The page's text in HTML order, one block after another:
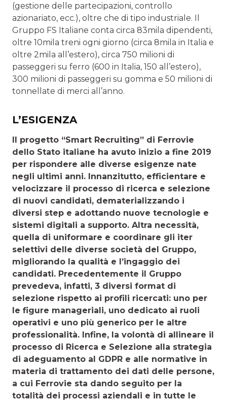
(gestione delle partecipazioni, controllo
azionariato, ecc.), oltre che di tipo industriale. Il
Gruppo FS Italiane conta circa 83mila dipendenti,
oltre 10mila treni ogni giorno (circa 8mila in Italia e
oltre 2mila all’estero), circa 750 milioni di
passeggeri su ferro (600 in Italia, 150 all’estero),
300 milioni di passeggeri su gomma e 50 milioni di
tonnellate di merci all’anno.
L’ESIGENZA
Il progetto “Smart Recruiting” di Ferrovie
dello Stato ita­liane ha avuto inizio a fine 2019
per rispondere alle diverse esigenze nate
negli ultimi anni. Innanzitutto, efficientare e
velocizzare il processo di ricerca e selezione
di nuovi can­didati, dematerializzando i
diversi step e adottando nuove tecnologie e
sistemi digitali a supporto. Altra necessità,
quella di uniformare e coordinare gli iter
selettivi delle di­verse società del Gruppo,
migliorando la qualità e l’ingaggio dei
candidati. Precedentemente il Gruppo
prevedeva, infatti, 3 diversi format di
selezione rispetto ai profili ricercati: uno per
le figure manageriali, uno dedicato ai ruoli
opera­tivi e uno più generico per le altre
professionalità. Infine, la volontà di allineare il
processo di Ricerca e Selezione alla strategia
di adeguamento al GDPR e alle normative in
materia di trattamento dei dati delle persone,
a cui Ferrovie sta dando seguito per la
totalità dei processi aziendali e in tutte le